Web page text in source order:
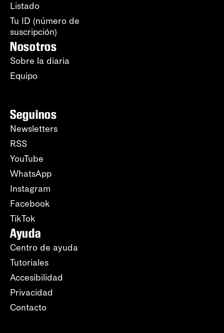
Listado
Tu ID (número de
suscripción)
Nosotros
Sobre la diaria
Equipo
Seguinos
Newsletters
RSS
YouTube
WhatsApp
Instagram
Facebook
TikTok
Ayuda
Centro de ayuda
Tutoriales
Accesibilidad
Privacidad
Contacto